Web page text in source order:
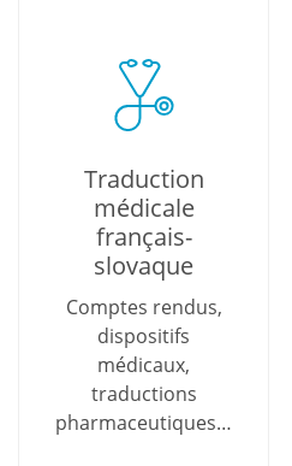
Traduction
médicale
français-
slovaque
Comptes rendus,
dispositifs
médicaux,
traductions
pharmaceutiques…